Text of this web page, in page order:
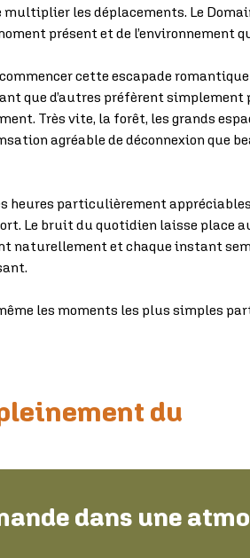
multiplier les déplacements. Le
présent et de l’environnement
cette escapade
que d’autres préfèrent
Très vite, la forêt, les grands
agréable de déconnexion que
heures particulièrement
Le bruit du quotidien laisse place
naturellement et chaque instant
les moments les plus simples
du
dans une